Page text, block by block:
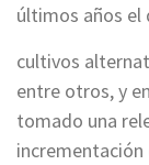
últimos años el
cultivos
entre otros, y
tomado una